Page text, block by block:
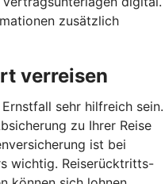
zusätzlich
verreisen
sehr hilfreich sein.
zu Ihrer Reise
ist bei
wichtig. Reiserücktritts-